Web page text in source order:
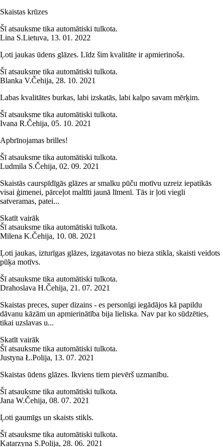
Skaistas krūzes
Šī atsauksme tika automātiski tulkota.
Lina S.Lietuva, 13. 01. 2022
Ļoti jaukas ūdens glāzes. Līdz šim kvalitāte ir apmierinoša.
Šī atsauksme tika automātiski tulkota.
Blanka V.Čehija, 28. 10. 2021
Labas kvalitātes burkas, labi izskatās, labi kalpo savam mērķim.
Šī atsauksme tika automātiski tulkota.
Ivana R.Čehija, 05. 10. 2021
Apbrīnojamas brilles!
Šī atsauksme tika automātiski tulkota.
Ludmila S.Čehija, 02. 09. 2021
Skaistās caurspīdīgās glāzes ar smalku pūču motīvu uzreiz iepatikās
visai ģimenei, pārceļot maltīti jaunā līmenī. Tās ir ļoti viegli
satveramas, patei...
Skatīt vairāk
Šī atsauksme tika automātiski tulkota.
Milena K.Čehija, 10. 08. 2021
Ļoti jaukas, izturīgas glāzes, izgatavotas no bieza stikla, skaisti veidots
pūķa motīvs.
Šī atsauksme tika automātiski tulkota.
Drahoslava H.Čehija, 21. 07. 2021
Skaistas preces, super dizains - es personīgi iegādājos kā papildu
dāvanu kāzām un apmierinātība bija lieliska. Nav par ko sūdzēties,
tikai uzslavas u...
Skatīt vairāk
Šī atsauksme tika automātiski tulkota.
Justyna Ł.Polija, 13. 07. 2021
Skaistas ūdens glāzes. Ikviens tiem pievērš uzmanību.
Šī atsauksme tika automātiski tulkota.
Jana W.Čehija, 08. 07. 2021
Ļoti gaumīgs un skaists stikls.
Šī atsauksme tika automātiski tulkota.
Katarzyna S.Polija, 28. 06. 2021